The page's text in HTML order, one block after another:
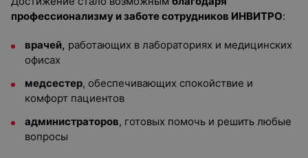
профессионализму и заботе сотрудников ИНВИТРО:
врачей, работающих в лабораториях и медицинских
офисах
медсестер, обеспечивающих спокойствие и
комфорт пациентов
администраторов, готовых помочь и решить любые
вопросы